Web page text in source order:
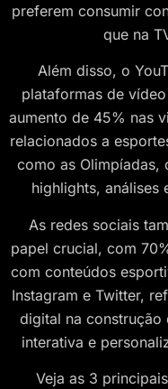
preferem consumir
que na
Além disso, o
plataformas de
aumento de 45% nas
relacionados a
como as Olimpíadas,
highlights, análises
As redes sociais
papel crucial, com
com conteúdos
Instagram e Twitter,
digital na construção
interativa e
Veja as 3